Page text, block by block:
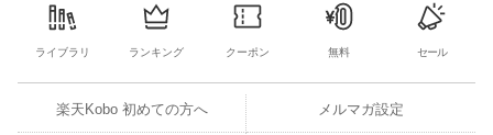
ライブラリ ランキング クーポン 無料 セール
楽天Kobo 初めての方へ メルマガ設定